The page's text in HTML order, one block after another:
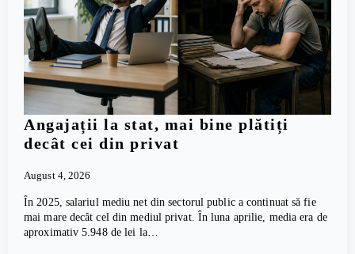
Angajații la stat, mai bine plătiți
decât cei din privat
August 4, 2026
În 2025, salariul mediu net din sectorul public a continuat să fie
mai mare decât cel din mediul privat. În luna aprilie, media era de
aproximativ 5.948 de lei la…